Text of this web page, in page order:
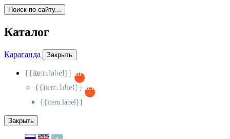
Поиск по сайту...
Каталог
Караганда Закрыть
{{item.label}}
{{activeItem==item.id?'-
{{item.label}}
{{activeSubitem==item.id?'-
{{item.label}}
Закрыть